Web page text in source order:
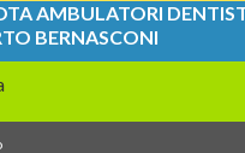
AMBULATORI
BERNASCONI